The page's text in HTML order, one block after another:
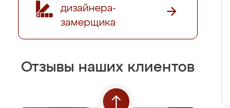
дизайнера-
замерщика
Отзывы наших клиентов